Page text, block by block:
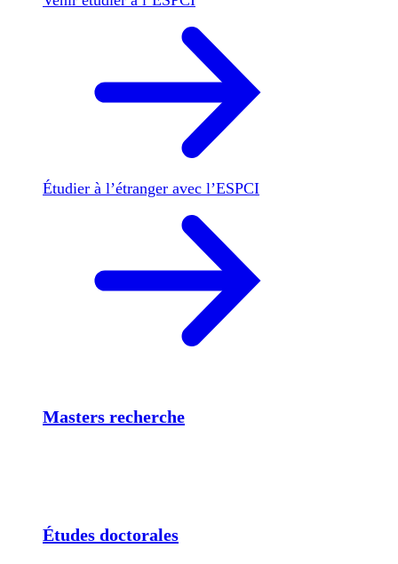
Étudier à l’étranger avec l’ESPCI
Masters recherche
Études doctorales